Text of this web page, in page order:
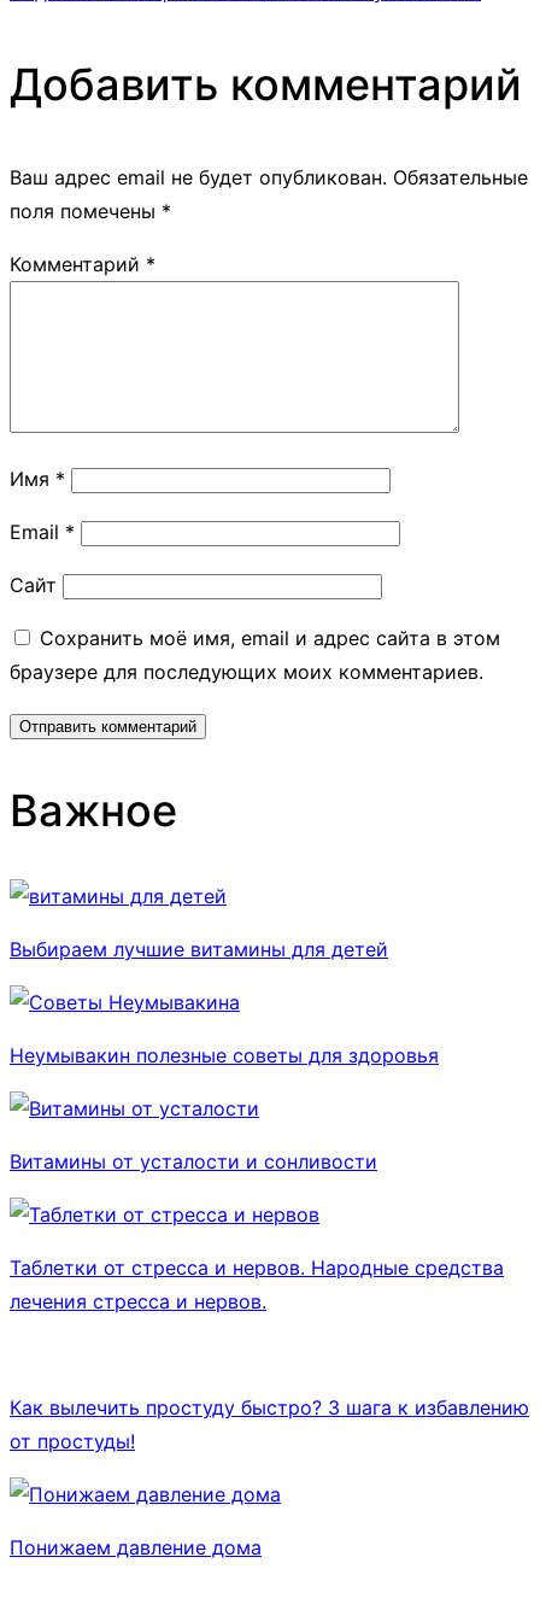
Добавить комментарий
Ваш адрес email не будет опубликован. Обязательные
поля помечены *
Комментарий *
Имя *
Email *
Сайт
Сохранить моё имя, email и адрес сайта в этом
браузере для последующих моих комментариев.
Важное
Выбираем лучшие витамины для детей
Неумывакин полезные советы для здоровья
Витамины от усталости и сонливости
Таблетки от стресса и нервов. Народные средства
лечения стресса и нервов.
Как вылечить простуду быстро? 3 шага к избавлению
от простуды!
Понижаем давление дома